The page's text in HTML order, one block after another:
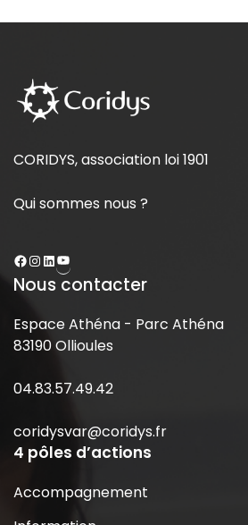
CORIDYS, association loi 1901
Qui sommes nous ?
Nous contacter
Espace Athéna - Parc Athéna
83190 Ollioules
04.83.57.49.42
coridysvar@coridys.fr
4 pôles d’actions
Accompagnement